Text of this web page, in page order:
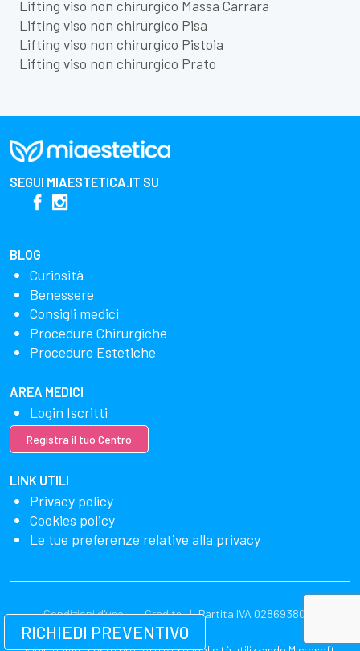
Lifting viso non chirurgico Massa Carrara
Lifting viso non chirurgico Pisa
Lifting viso non chirurgico Pistoia
Lifting viso non chirurgico Prato
SEGUI MIAESTETICA.IT SU
BLOG
Curiosità
Benessere
Consigli medici
Procedure Chirurgiche
Procedure Estetiche
AREA MEDICI
Login Iscritti
Registra il tuo Centro
LINK UTILI
Privacy policy
Cookies policy
Le tue preferenze relative alla privacy
Condizioni d'uso Credits Partita IVA 02869380549
RICHIEDI PREVENTIVO